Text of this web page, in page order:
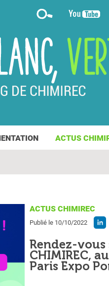
ACTUS CHIMIREC
Publié le 10/10/2022
Rendez-
CHIMIREC,
Paris Expo
ACTUS